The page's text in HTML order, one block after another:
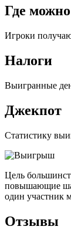
Где
Игроки
Налоги
Выигранные
Джекпот
Статистику
Цель
повышающие
один участник
Отзывы